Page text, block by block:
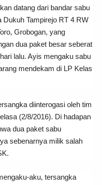
datang dari bandar sabu
Dukuh Tampirejo RT 4 RW
Grobogan, yang
dua paket besar seberat
lalu. Ayis mengaku sabu
mendekam di LP Kelas
diinterogasi oleh tim
(2/8/2016). Di hadapan
dua paket sabu
sebenarnya milik salah
aku, tersangka